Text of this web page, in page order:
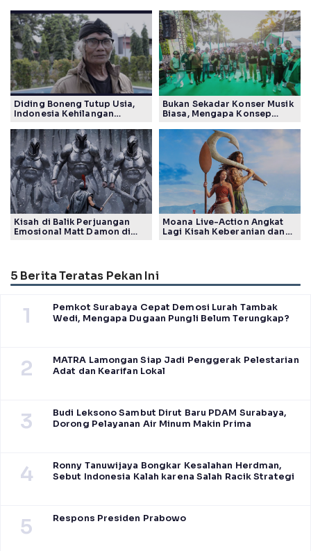
Diding Boneng Tutup Usia,
Indonesia Kehilangan
Generasi
Bukan Sekadar Konser Musik
Biasa, Mengapa Konsep
Tuai Pujian Banyak Pihak
Kisah di Balik Perjuangan
Emosional Matt Damon di
Moana Live-Action Angkat
Lagi Kisah Keberanian dan
5 Berita Teratas Pekan Ini
1
Pemkot Surabaya Cepat Demosi Lurah Tambak
Wedi, Mengapa Dugaan Pungli Belum Terungkap?
2
MATRA Lamongan Siap Jadi Penggerak Pelestarian
Adat dan Kearifan Lokal
3
Budi Leksono Sambut Dirut Baru PDAM Surabaya,
Dorong Pelayanan Air Minum Makin Prima
4
Ronny Tanuwijaya Bongkar Kesalahan Herdman,
Sebut Indonesia Kalah karena Salah Racik Strategi
5 Respons Presiden Prabowo